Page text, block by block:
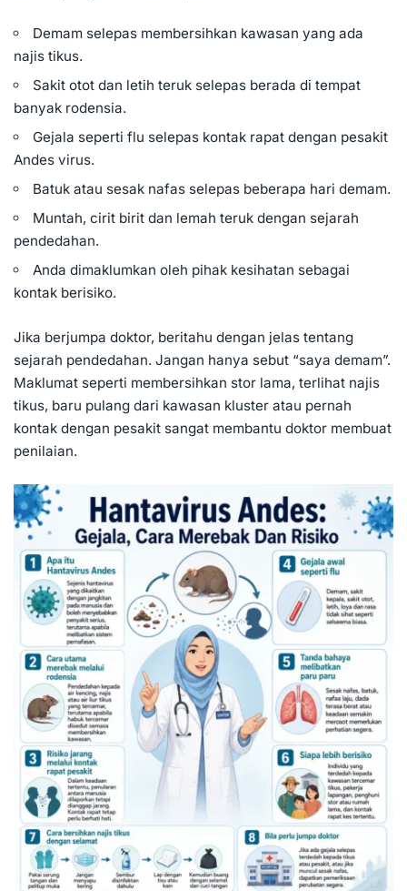
Demam selepas membersihkan kawasan yang ada
najis tikus.
Sakit otot dan letih teruk selepas berada di tempat
banyak rodensia.
Gejala seperti flu selepas kontak rapat dengan pesakit
Andes virus.
Batuk atau sesak nafas selepas beberapa hari demam.
Muntah, cirit birit dan lemah teruk dengan sejarah
pendedahan.
Anda dimaklumkan oleh pihak kesihatan sebagai
kontak berisiko.
Jika berjumpa doktor, beritahu dengan jelas tentang
sejarah pendedahan. Jangan hanya sebut “saya demam”.
Maklumat seperti membersihkan stor lama, terlihat najis
tikus, baru pulang dari kawasan kluster atau pernah
kontak dengan pesakit sangat membantu doktor membuat
penilaian.